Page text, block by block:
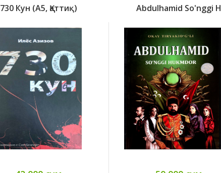
730 Кун (А5, Қаттиқ) Abdulhamid So'nggi H